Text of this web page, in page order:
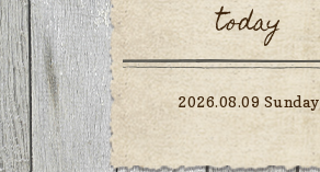
today
2026.08.09 Sunday